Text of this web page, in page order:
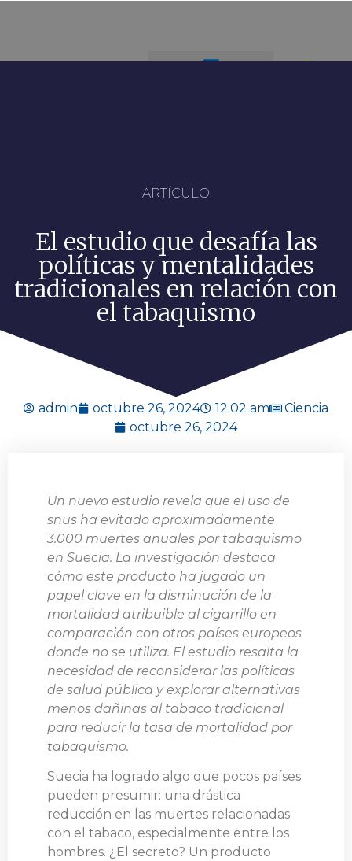
ARTÍCULO
El estudio que desafía las
políticas y mentalidades
tradicionales en relación con
el tabaquismo
admin octubre 26, 2024 12:02 am
Ciencia
octubre 26, 2024
Un nuevo estudio revela que el uso de
snus ha evitado aproximadamente
3.000 muertes anuales por tabaquismo
en Suecia. La investigación destaca
cómo este producto ha jugado un
papel clave en la disminución de la
mortalidad atribuible al cigarrillo en
comparación con otros países europeos
donde no se utiliza. El estudio resalta la
necesidad de reconsiderar las políticas
de salud pública y explorar alternativas
menos dañinas al tabaco tradicional
para reducir la tasa de mortalidad por
tabaquismo.
Suecia ha logrado algo que pocos países
pueden presumir: una drástica
reducción en las muertes relacionadas
con el tabaco, especialmente entre los
hombres. ¿El secreto? Un producto